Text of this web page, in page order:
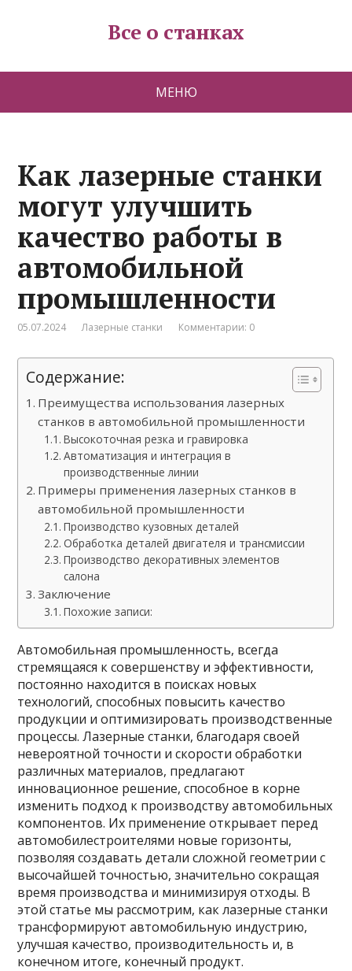
Все о станках
МЕНЮ
Как лазерные станки
могут улучшить
качество работы в
автомобильной
промышленности
05.07.2024 Лазерные станки Комментарии: 0
Содержание:
Преимущества использования лазерных
станков в автомобильной промышленности
Высокоточная резка и гравировка
Автоматизация и интеграция в
производственные линии
Примеры применения лазерных станков в
автомобильной промышленности
Производство кузовных деталей
Обработка деталей двигателя и трансмиссии
Производство декоративных элементов
салона
Заключение
Похожие записи:
Автомобильная промышленность, всегда
стремящаяся к совершенству и эффективности,
постоянно находится в поисках новых
технологий, способных повысить качество
продукции и оптимизировать производственные
процессы. Лазерные станки, благодаря своей
невероятной точности и скорости обработки
различных материалов, предлагают
инновационное решение, способное в корне
изменить подход к производству автомобильных
компонентов. Их применение открывает перед
автомобилестроителями новые горизонты,
позволяя создавать детали сложной геометрии с
высочайшей точностью, значительно сокращая
время производства и минимизируя отходы. В
этой статье мы рассмотрим, как лазерные станки
трансформируют автомобильную индустрию,
улучшая качество, производительность и, в
конечном итоге, конечный продукт.